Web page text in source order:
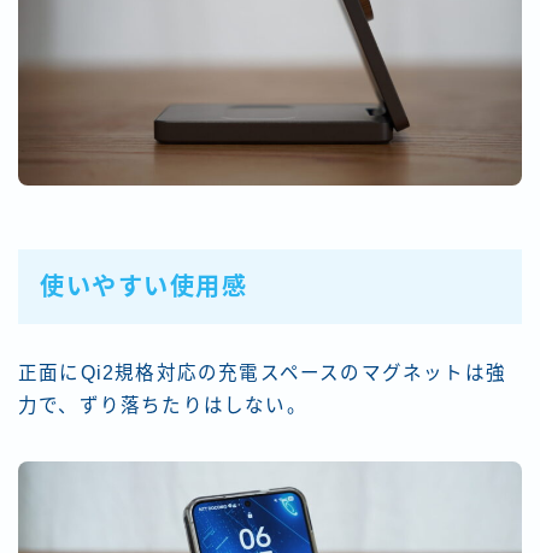
使いやすい使用感
正面にQi2規格対応の充電スペースのマグネットは強
力で、ずり落ちたりはしない。